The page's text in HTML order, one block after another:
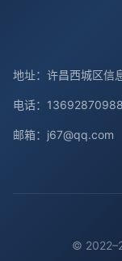
地址：许昌西城区信
电话：13692870988
邮箱：j67@qq.com
©